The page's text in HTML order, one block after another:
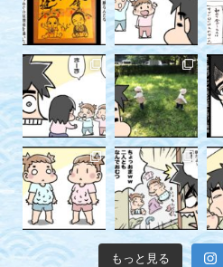
もっと見る